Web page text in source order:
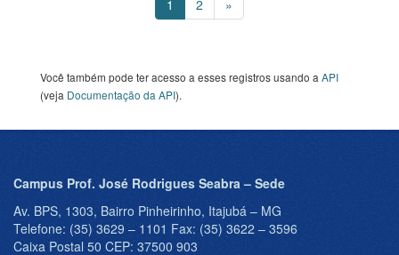
1 2 »
Você também pode ter acesso a esses registros usando a API
(veja Documentação da API).
Campus Prof. José Rodrigues Seabra – Sede
Av. BPS, 1303, Bairro Pinheirinho, Itajubá – MG
Telefone: (35) 3629 – 1101 Fax: (35) 3622 – 3596
Caixa Postal 50 CEP: 37500 903